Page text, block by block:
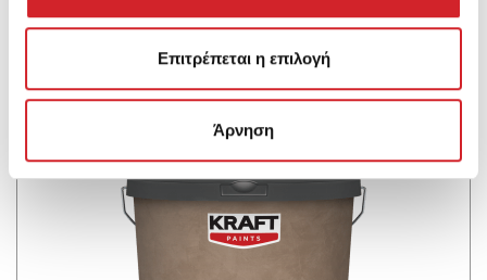
Επιτρέπεται η επιλογή
Άρνηση
δάπεδα